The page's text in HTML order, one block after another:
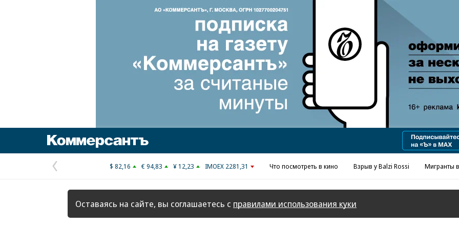
Реклама в «Ъ» www.kommersant.ru/ad
Предыдущая
страница
$ 82,16 € 94,83 ¥ 12,23 IMOEX 2281,31 Что посмотреть в кино Взрыв у Balzi Rossi Мигранты
Оставаясь на сайте, вы соглашаетесь с правилами использования куки